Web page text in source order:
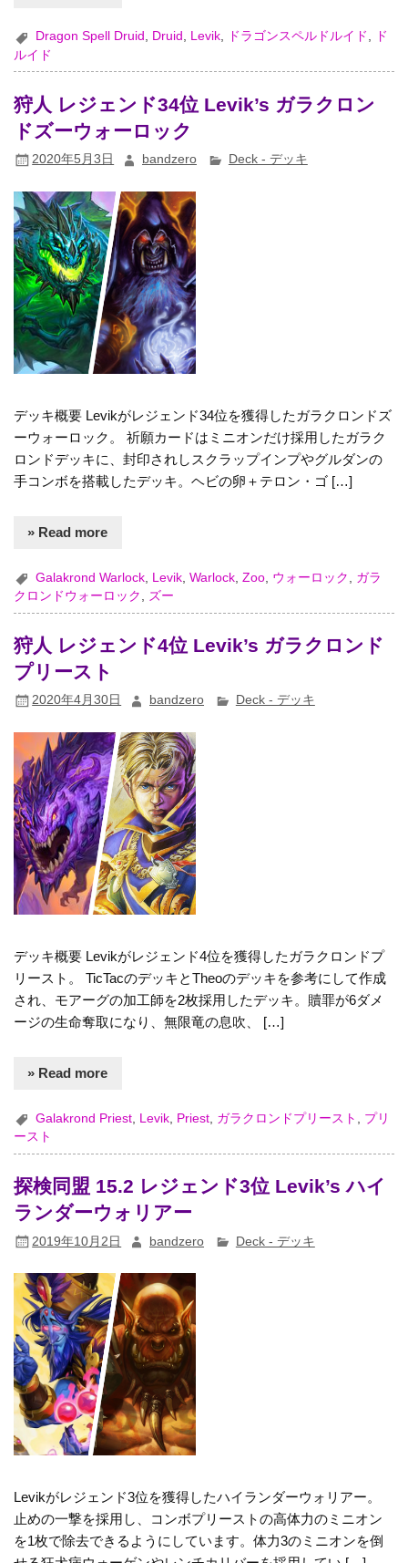
Dragon Spell Druid , Druid , Levik, ドラゴンスペルドルイド ,
ド
ルイド
狩人 レジェンド34位 Levik’s ガラクロン
ドズーウォーロック
2020年5月3日 bandzero Deck - デッキ
デッキ概要 Levikがレジェンド34位を獲得したガラクロンドズ
ーウォーロック。 祈願カードはミニオンだけ採用したガラク
ロンドデッキに、封印されしスクラップインプやグルダンの
手コンボを搭載したデッキ。ヘビの卵＋テロン・ゴ […]
» Read more
Galakrond Warlock Levik ,Warlock ,Zoo ウォーロック
ガラ
クロンドウォーロック
ズー
狩人 レジェンド4位 Levik’s ガラクロンド
プリースト
2020年4月30日 bandzero Deck - デッキ
デッキ概要 Levikがレジェンド4位を獲得したガラクロンドプ
リースト。 TicTacのデッキとTheoのデッキを参考にして作成
され、モアーグの加工師を2枚採用したデッキ。贖罪が6ダメ
ージの生命奪取になり、無限竜の息吹、 […]
» Read more
Galakrond Priest Levik Priest ガラクロンドプリースト
プリ
ースト
探検同盟 15.2 レジェンド3位 Levik’s ハイ
ランダーウォリアー
2019年10月2日 bandzero Deck - デッキ
Levikがレジェンド3位を獲得したハイランダーウォリアー。
止めの一撃を採用し、コンボプリーストの高体力のミニオン
を1枚で除去できるようにしています。体力3のミニオンを倒